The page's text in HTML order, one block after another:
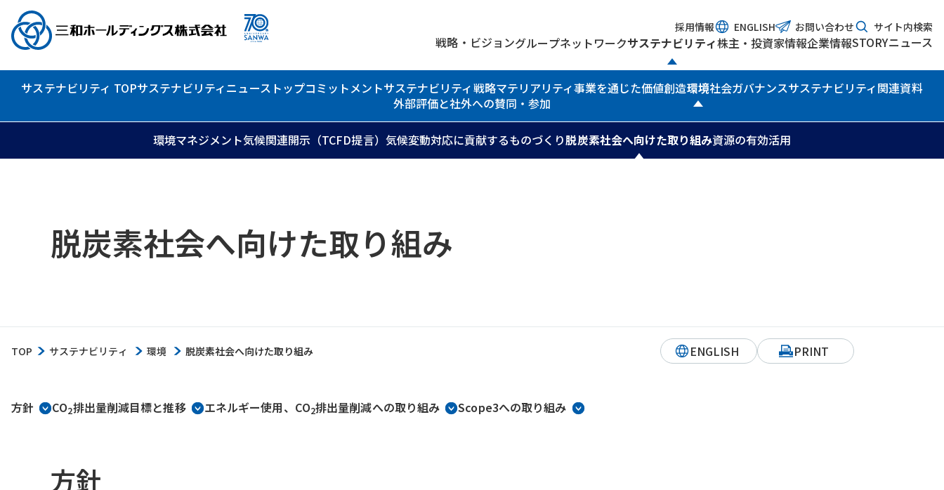
採用情報 ENGLISH お問い合わせ サイト内検索
戦略・ビジョングループネットワークサステナビリティ株主・投資家情報企業情報STORYニュース
サステナビリティ TOPサステナビリティニュース トップコミットメントサステナビリティ戦略マテリアリティ事業を通じた価値創造環境
環境マネジメント気候関連開示（TCFD提言） 気候変動対応に貢献するものづくり脱炭素社会へ向けた取り組み資源の有効活用
社会ガバナンスサステナビリティ関連資料
外部評価と社外への賛同・参加
脱炭素社会へ向けた取り組み
TOP サステナビリティ 環境 脱炭素社会へ向けた取り組み ENGLISH PRINT
方針 CO2排出量削減目標と推移 エネルギー使用、CO2排出量削減への取り組み Scope3への取り組み
方針